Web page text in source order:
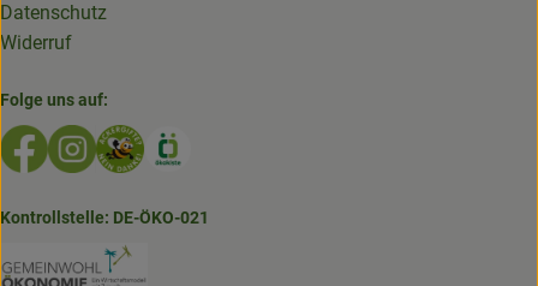
Datenschutz
Widerruf
Folge uns auf:
Externer Link zu https://www.facebook.com/
Externer Link zu https://www.instagram.com/
Externer Link zu https://www.bioladen-
Kontrollstelle: DE-ÖKO-021